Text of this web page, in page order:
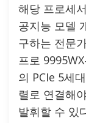
해당 프로세
공지능 모델
구하는 전문
프로
의 PCIe 5세
렬로 연결해
발휘할 수 있